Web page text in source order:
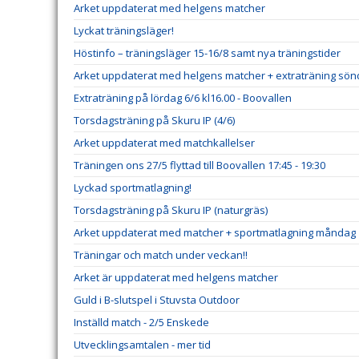
Arket uppdaterat med helgens matcher
Lyckat träningsläger!
Höstinfo – träningsläger 15-16/8 samt nya träningstider
Arket uppdaterat med helgens matcher + extraträning
Extraträning på lördag 6/6 kl16.00 - Boovallen
Torsdagsträning på Skuru IP (4/6)
Arket uppdaterat med matchkallelser
Träningen ons 27/5 flyttad till Boovallen 17:45 - 19:30
Lyckad sportmatlagning!
Torsdagsträning på Skuru IP (naturgräs)
Arket uppdaterat med matcher + sportmatlagning måndag
Träningar och match under veckan!!
Arket är uppdaterat med helgens matcher
Guld i B-slutspel i Stuvsta Outdoor
Inställd match - 2/5 Enskede
Utvecklingsamtalen - mer tid